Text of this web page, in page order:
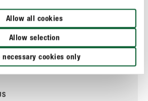
Allow all cookies
Allow selection
necessary cookies only
remède miracle ?